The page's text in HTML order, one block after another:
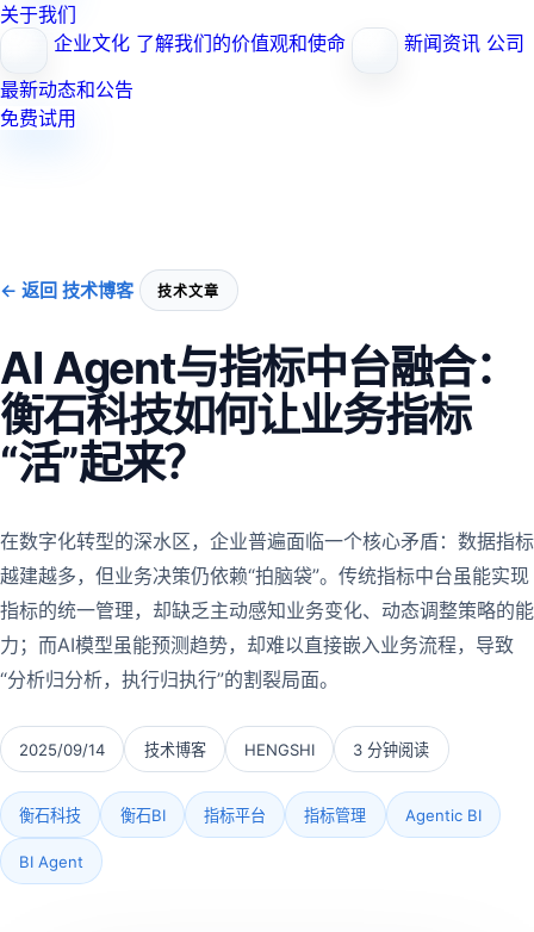
关于我们
企业文化 了解我们的价值观和使命 新闻资讯 公司
最新动态和公告
免费试用
← 返回 技术博客 技术文章
AI Agent与指标中台融合：
衡石科技如何让业务指标
“活”起来？
在数字化转型的深水区，企业普遍面临一个核心矛盾：数据指标
越建越多，但业务决策仍依赖“拍脑袋”。传统指标中台虽能实现
指标的统一管理，却缺乏主动感知业务变化、动态调整策略的能
力；而AI模型虽能预测趋势，却难以直接嵌入业务流程，导致
“分析归分析，执行归执行”的割裂局面。
2025/09/14 技术博客 HENGSHI 3 分钟阅读
衡石科技 衡石BI 指标平台 指标管理 Agentic BI
BI Agent